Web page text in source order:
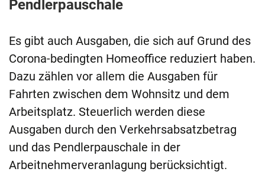
Pendlerpauschale
Es gibt auch Ausgaben, die sich auf Grund des
Corona-bedingten Homeoffice reduziert haben.
Dazu zählen vor allem die Ausgaben für
Fahrten zwischen dem Wohnsitz und dem
Arbeitsplatz. Steuerlich werden diese
Ausgaben durch den Verkehrsabsatzbetrag
und das Pendlerpauschale in der
Arbeitnehmerveranlagung berücksichtigt.